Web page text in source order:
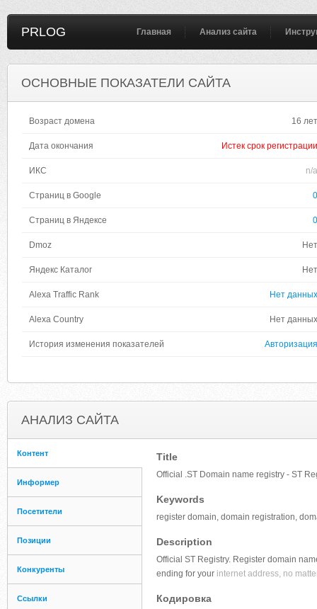
PRLOG Главная Анализ сайта
ОСНОВНЫЕ ПОКАЗАТЕЛИ САЙТА
Возраст домена 16 лет
Дата окончания Истек срок регистрации
ИКС n/a
Страниц в Google 0
Страниц в Яндексе 0
Dmoz Нет
Яндекс Каталог Нет
Alexa Traffic Rank Нет данных
Alexa Country Нет данных
История изменения показателей Авторизация
АНАЛИЗ САЙТА
Контент
Информер
Посетители
Позиции
Конкуренты
Ссылки
Title
Official .ST Domain name registry - ST
Keywords
register domain, domain registration,
Description
Official ST Registry. Register domain
ending for your internet address, no
Кодировка